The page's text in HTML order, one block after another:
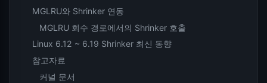
MGLRU와 Shrinker 연동
MGLRU 회수 경로에서의 Shrinker 호출
Linux 6.12 ~ 6.19 Shrinker 최신 동향
참고자료
커널 문서